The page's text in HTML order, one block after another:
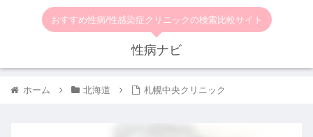
おすすめ性病/性感染症クリニックの検索比較サイト
性病ナビ
ホーム 北海道 札幌中央クリニック